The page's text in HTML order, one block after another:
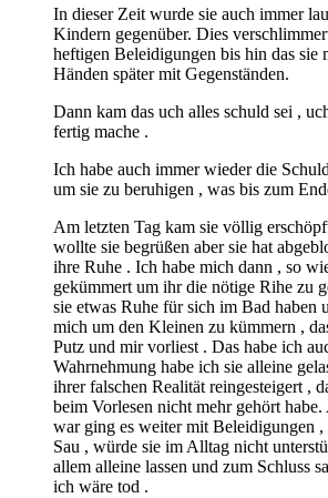
In dieser Zeit wurde sie auch immer
Kindern gegenüber. Dies
heftigen Beleidigungen bis hin das sie
Händen später mit Gegenständen.
Dann kam das uch alles schuld sei ,
fertig mache .
Ich habe auch immer wieder die
um sie zu beruhigen , was bis zum
Am letzten Tag kam sie völlig
wollte sie begrüßen aber sie hat
ihre Ruhe . Ich habe mich dann , so
gekümmert um ihr die nötige Rihe zu
sie etwas Ruhe für sich im Bad haben
mich um den Kleinen zu kümmern ,
Putz und mir vorliest . Das habe ich
Wahrnehmung habe ich sie alleine
ihrer falschen Realität reingesteigert ,
beim Vorlesen nicht mehr gehört
war ging es weiter mit Beleidigungen
Sau , würde sie im Alltag nicht
allem alleine lassen und zum Schluss
ich wäre tod .